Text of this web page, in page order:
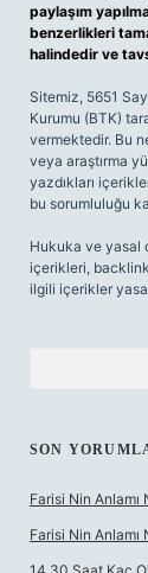
paylaşım
benzerlikleri
halindedir ve
Sitemiz, 5651
Kurumu (BTK)
vermektedir. Bu
veya araştırma
yazdıkları
bu sorumluluğu
Hukuka ve yasal
içerikleri,
ilgili içerikler
SON
Farisi Nin Anlamı
Farisi Nin Anlamı